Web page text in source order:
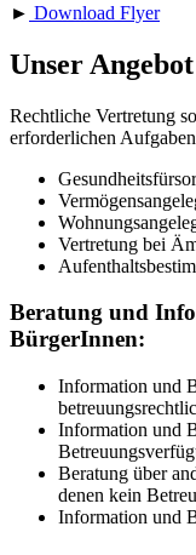
► Download Flyer
Unser Angebot
Rechtliche Vertretung
erforderlichen
Vertretung bei
Beratung und
BürgerInnen:
Information und
Information und
Beratung über
denen kein
Information und